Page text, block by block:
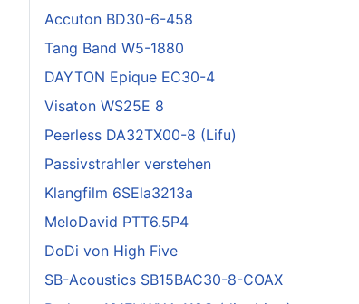
Accuton BD30-6-458
Tang Band W5-1880
DAYTON Epique EC30-4
Visaton WS25E 8
Peerless DA32TX00-8 (Lifu)
Passivstrahler verstehen
Klangfilm 6SEla3213a
MeloDavid PTT6.5P4
DoDi von High Five
SB-Acoustics SB15BAC30-8-COAX